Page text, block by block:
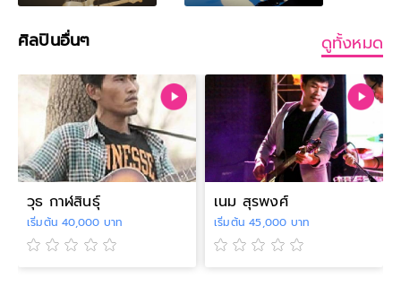
ศิลปินอื่นๆ ดูทั้งหมด
วุธ กาฬสินธุ์
เริ่มต้น 40,000 บาท
เนม สุรพงศ์
เริ่มต้น 45,000 บาท